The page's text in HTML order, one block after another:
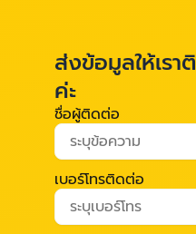
ส่งข้อมูลให้เร
ค่ะ
ชื่อผู้ติดต่อ
เบอร์โทรติดต่อ